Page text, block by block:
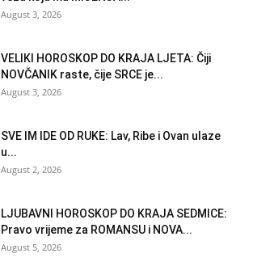
August 3, 2026
VELIKI HOROSKOP DO KRAJA LJETA: Čiji
NOVČANIK raste, čije SRCE je...
August 3, 2026
SVE IM IDE OD RUKE: Lav, Ribe i Ovan ulaze
u...
August 2, 2026
LJUBAVNI HOROSKOP DO KRAJA SEDMICE:
Pravo vrijeme za ROMANSU i NOVA...
August 5, 2026